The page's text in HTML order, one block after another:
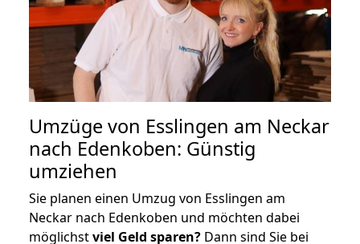
Umzüge von Esslingen am Neckar
nach Edenkoben: Günstig
umziehen
Sie planen einen Umzug von Esslingen am
Neckar nach Edenkoben und möchten dabei
möglichstviel Geld sparen? Dann sind Sie bei